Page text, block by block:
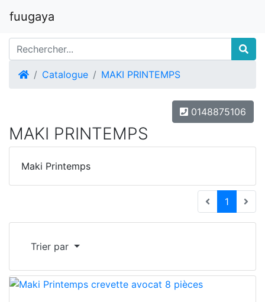
fuugaya
Accueil
Catalogue MAKI PRINTEMPS
0148875106
MAKI PRINTEMPS
Maki Printemps
1
Trier par